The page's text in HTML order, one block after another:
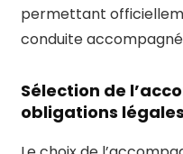
permettant
conduite
Sélection de
obligations légales